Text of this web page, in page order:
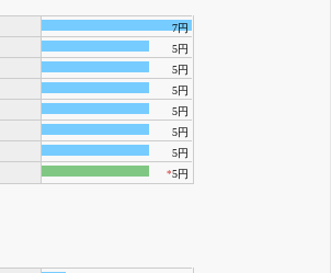
7円
5円
5円
5円
5円
5円
5円
*5円